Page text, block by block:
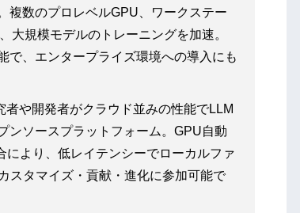
複数のプロレベルGPU、ワークステー
大規模モデルのトレーニングを加速。
で、エンタープライズ環境への導入にも
や開発者がクラウド並みの性能でLLM
ンソースプラットフォーム。GPU自動
より、低レイテンシーでローカルファ
スタマイズ・貢献・進化に参加可能で